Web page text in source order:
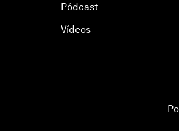
Pódcast
Vídeos